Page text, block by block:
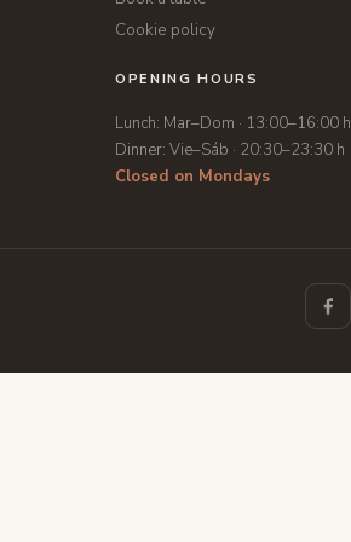
Cookie policy
OPENING HOURS
Lunch: Mar–Dom · 13:00–16:00 h
Dinner: Vie–Sáb · 20:30–23:30 h
Closed on Mondays